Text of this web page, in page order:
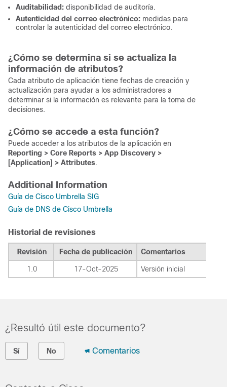
Auditabilidad: disponibilidad de auditoría.
Autenticidad del correo electrónico: medidas para
controlar la autenticidad del correo electrónico.
¿Cómo se determina si se actualiza la
información de atributos?
Cada atributo de aplicación tiene fechas de creación y
actualización para ayudar a los administradores a
determinar si la información es relevante para la toma de
decisiones.
¿Cómo se accede a esta función?
Puede acceder a los atributos de la aplicación en
Reporting > Core Reports > App Discovery >
[Application] > Attributes.
Additional Information
Guía de Cisco Umbrella SIG
Guía de DNS de Cisco Umbrella
Historial de revisiones
Revisión Fecha de publicación Comentarios
1.0 17-Oct-2025 Versión inicial
¿Resultó útil este documento?
Sí No Comentarios